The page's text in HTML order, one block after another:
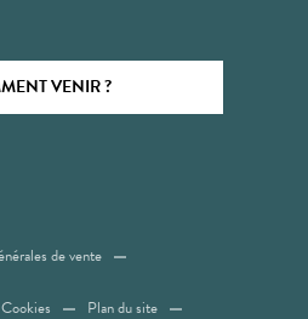
VENIR ?
de vente
Cookies Plan du site